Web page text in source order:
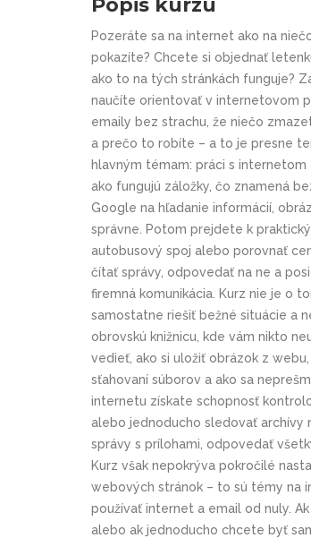
Popis kurzu
Pozeráte sa na internet ako na
pokazíte? Chcete si objednať
ako to na tých stránkách funguje?
naučíte orientovať v internetovom
emaily bez strachu, že niečo
a prečo to robíte – a to je presne
hlavným témam: práci s
ako fungujú záložky, čo znamená
Google na hľadanie informácií,
správne. Potom prejdete k
autobusový spoj alebo porovnať
čítať správy, odpovedať na ne a
firemná komunikácia. Kurz nie je o
samostatne riešiť bežné situácie a
obrovskú knižnicu, kde vám nikto
vedieť, ako si uložiť obrázok z
sťahovaní súborov a ako sa
internetu získate schopnosť
alebo jednoducho sledovať archívy
správy s prílohami, odpovedať
Kurz však nepokrýva pokročilé
webových stránok – to sú témy na
používať internet a email od nuly.
alebo ak jednoducho chcete byť